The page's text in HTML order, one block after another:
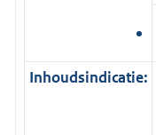
Inhoudsindicatie: